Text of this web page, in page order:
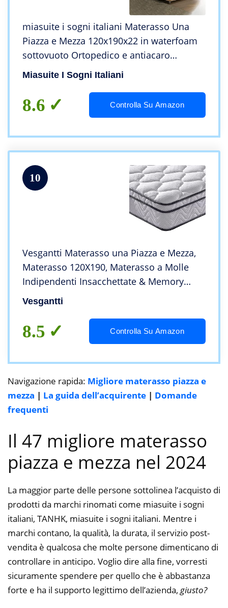
miasuite i sogni italiani Materasso Una
Piazza e Mezza 120x190x22 in waterfoam
sottovuoto Ortopedico e antiacaro
Modello Summit
Miasuite I Sogni Italiani
8.6 Controlla Su Amazon
10
Vesgantti Materasso una Piazza e Mezza,
Materasso 120X190, Materasso a Molle
Indipendenti Insacchettate & Memory
Foam, Design Ergonomico 9 Zone, Rigidità
3 su 5, Altezza 26 cm, Box-Top Serie
Vesgantti
8.5 Controlla Su Amazon
Navigazione rapida: Migliore materasso piazza e
mezza | La guida dell’acquirente | Domande
frequenti
Il 47 migliore materasso
piazza e mezza nel 2024
La maggior parte delle persone sottolinea l’acquisto di
prodotti da marchi rinomati come miasuite i sogni
italiani, TANHK, miasuite i sogni italiani. Mentre i
marchi contano, la qualità, la durata, il servizio post-
vendita è qualcosa che molte persone dimenticano di
controllare in anticipo. Voglio dire alla fine, vorresti
sicuramente spendere per quello che è abbastanza
forte e ha il supporto legittimo dell’azienda, giusto?